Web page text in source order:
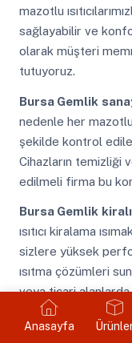
Anasayfa
mazotlu
sağlayabilir ve
olarak müşteri
tutuyoruz.
Bursa Gemlik
nedenle her mazotlu
şekilde kontrol
Cihazların temizliği
edilmeli firma bu
Bursa Gemlik
ısıtıcı kiralama
sizlere yüksek
ısıtma çözümleri
veya ticari alanlarda
Bursa Gemlik